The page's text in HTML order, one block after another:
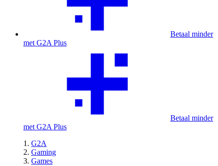
Betaal minder
met G2A Plus
Betaal minder
met G2A Plus
G2A
Gaming
Games